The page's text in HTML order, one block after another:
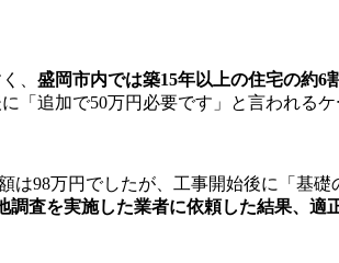
、 盛岡市内では築15年以上の住宅の約6
追加で50万円必要です」と言われるケ
98万円でしたが、工事開始後に「基
調査を実施した業者に依頼した結果、適